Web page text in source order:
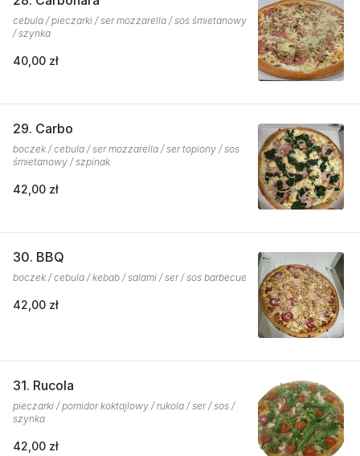
cebula / pieczarki / ser mozzarella / sos śmietanowy
/ szynka
40,00 zł
29. Carbo
boczek / cebula / ser mozzarella / ser topiony / sos
śmietanowy / szpinak
42,00 zł
30. BBQ
boczek / cebula / kebab / salami / ser / sos barbecue
42,00 zł
31. Rucola
pieczarki / pomidor koktajlowy / rukola / ser / sos /
szynka
42,00 zł